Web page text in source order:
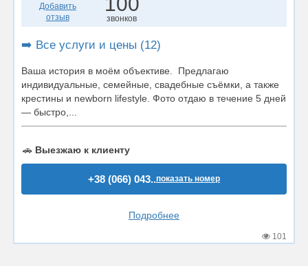
Добавить
отзыв
звонков
➡️ Все услуги и цены (12)
Ваша история в моём объективе. Предлагаю
индивидуальные, семейные, свадебные съёмки, а также
крестины и newborn lifestyle. Фото отдаю в течение 5 дней
— быстро,...
🚗 Выезжаю к клиенту
+38 (066) 043..показать номер
Подробнее
101